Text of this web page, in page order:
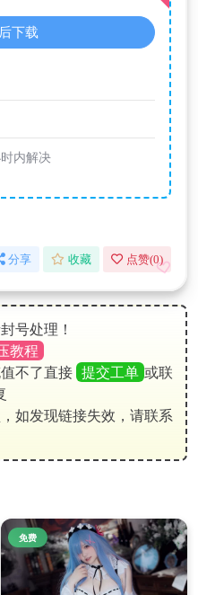
下载
内解决
分享 收藏 点赞(0)
号处理！
教程
不了直接 提交工单 或联
如发现链接失效，请联系
免费